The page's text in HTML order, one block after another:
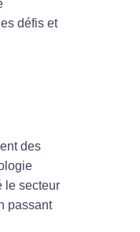
défis et
des
le secteur
passant